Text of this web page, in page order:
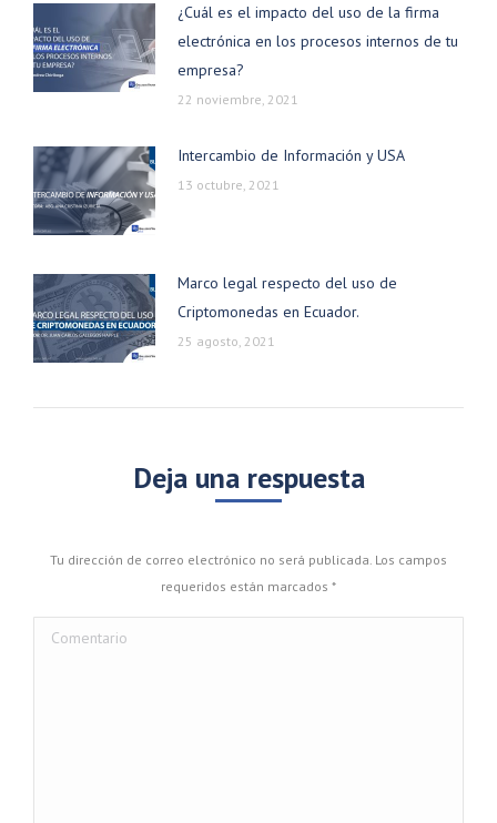
¿Cuál es el impacto del uso de la firma
electrónica en los procesos internos de tu
empresa?
22 noviembre, 2021
Intercambio de Información y USA
13 octubre, 2021
Marco legal respecto del uso de
Criptomonedas en Ecuador.
25 agosto, 2021
Deja una respuesta
Tu dirección de correo electrónico no será publicada. Los campos
requeridos están marcados *
Comentario